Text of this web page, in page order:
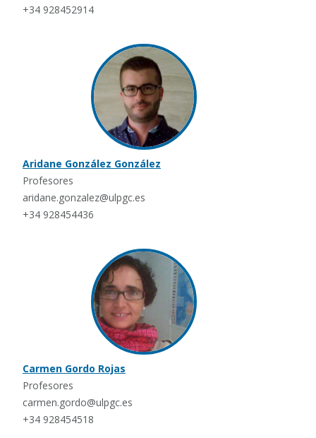
+34 928452914
Aridane González González
Profesores
aridane.gonzalez@ulpgc.es
+34 928454436
Carmen Gordo Rojas
Profesores
carmen.gordo@ulpgc.es
+34 928454518